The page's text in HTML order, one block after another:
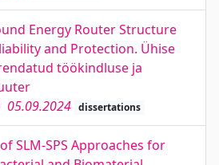
Energy Router Structure
and Protection. Ühise
töökindluse ja
05.09.2024 dissertations
SLM-SPS Approaches for